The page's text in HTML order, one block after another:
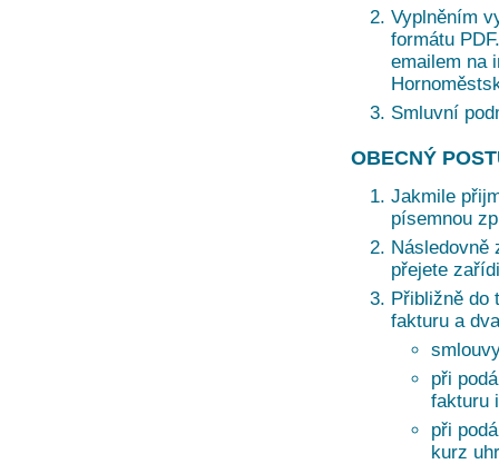
Vyplněním
formátu
emailem na
Smluvní
OBECNÝ
Jakmile
písemnou
Následovně
přejete
Přibližně do
fakturu a
při
fakturu
při
kurz